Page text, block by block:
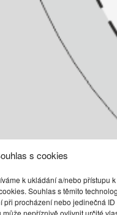
s cookies
k ukládání a/nebo přístupu
Souhlas s těmito
procházení nebo jedinečná ID
nepříznivě ovlivnit určité